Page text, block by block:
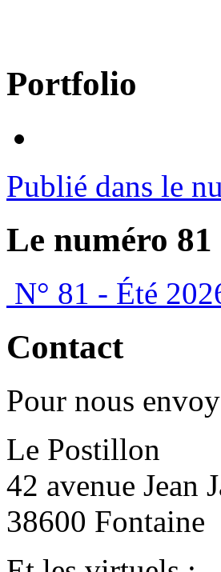
Portfolio
Publié dans le
Le numéro 81
N° 81 - Été
Contact
Pour nous
Le Postillon
42 avenue Jean
38600 Fontaine